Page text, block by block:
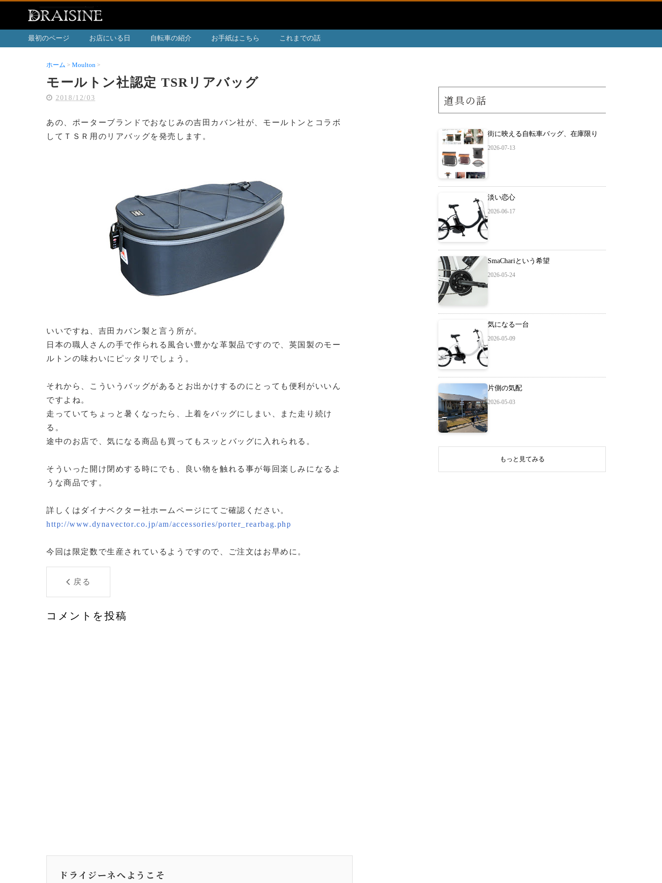
最初のページ お店にいる日 自転車の紹介 お手紙はこちら これまでの話
ホーム Moulton
モールトン社認定 TSRリアバッグ
2018/12/03
あの、ポーターブランドでおなじみの吉田カバン社が、モールトンとコラボ
してＴＳＲ用のリアバッグを発売します。
いいですね、吉田カバン製と言う所が。
日本の職人さんの手で作られる風合い豊かな革製品ですので、英国製のモー
ルトンの味わいにピッタリでしょう。
それから、こういうバッグがあるとお出かけするのにとっても便利がいいん
ですよね。
走っていてちょっと暑くなったら、上着をバッグにしまい、また走り続け
る。
途中のお店で、気になる商品も買ってもスッとバッグに入れられる。
そういった開け閉めする時にでも、良い物を触れる事が毎回楽しみになるよ
うな商品です。
詳しくはダイナベクター社ホームページにてご確認ください。
http://www.dynavector.co.jp/am/accessories/porter_rearbag.php
今回は限定数で生産されているようですので、ご注文はお早めに。
戻る
コメントを投稿
ドライジーネへようこそ
道具の話
街に映える自転車バッグ、在庫限り
2026-07-13
淡い恋心
2026-06-17
SmaChariという希望
2026-05-24
気になる一台
2026-05-09
片側の気配
2026-05-03
もっと見てみる